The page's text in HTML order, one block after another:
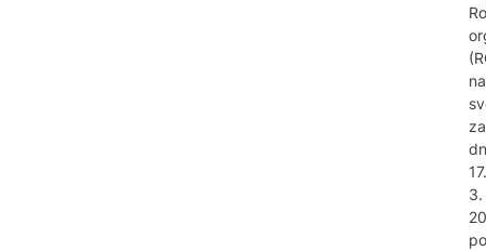
na
17.
3.